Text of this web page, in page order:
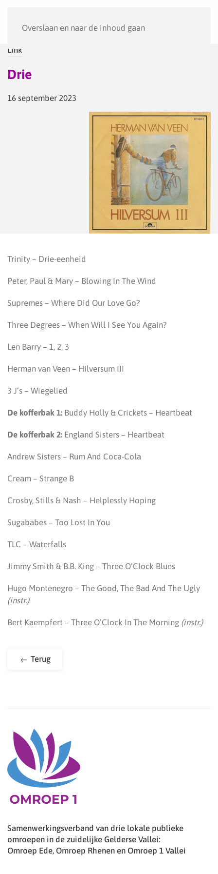
Overslaan en naar de inhoud gaan
Link
Drie
16 september 2023
Trinity – Drie-eenheid
Peter, Paul & Mary – Blowing In The Wind
Supremes – Where Did Our Love Go?
Three Degrees – When Will I See You Again?
Len Barry – 1, 2, 3
Herman van Veen – Hilversum III
3 J’s – Wiegelied
De kofferbak 1: Buddy Holly & Crickets – Heartbeat
De kofferbak 2: England Sisters – Heartbeat
Andrew Sisters – Rum And Coca-Cola
Cream – Strange B
Crosby, Stills & Nash – Helplessly Hoping
Sugababes – Too Lost In You
TLC – Waterfalls
Jimmy Smith & B.B. King – Three O’Clock Blues
Hugo Montenegro – The Good, The Bad And The Ugly
(instr.)
Bert Kaempfert – Three O’Clock In The Morning (instr.)
Terug
Samenwerkingsverband van drie lokale publieke
omroepen in de zuidelijke Gelderse Vallei:
Omroep Ede, Omroep Rhenen en Omroep 1 Vallei